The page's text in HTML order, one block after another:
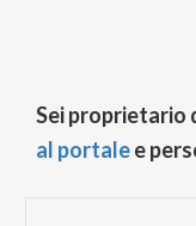
Sei proprietario
al portalee